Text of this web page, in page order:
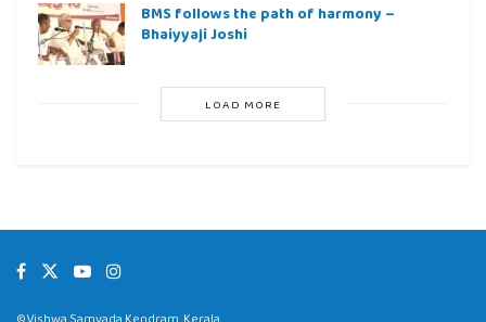
BMS follows the path of harmony –
Bhaiyyaji Joshi
LOAD MORE